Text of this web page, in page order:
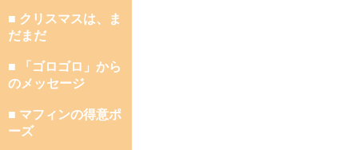
■ クリスマスは、ま
だまだ
■ 「ゴロゴロ」から
のメッセージ
■ マフィンの得意ポ
ーズ